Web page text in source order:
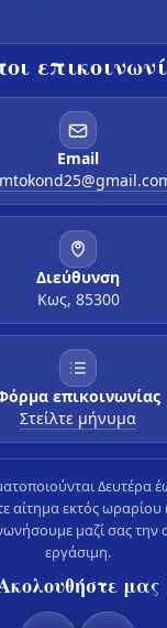
Email
Διεύθυνση
Κως, 85300
επικοινωνίας
Στείλτε μήνυμα
Δευτέρα
αίτημα εκτός
μαζί σας την
εργάσιμη.
μας